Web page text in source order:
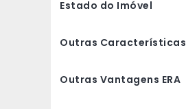
Estado do Imóvel
Outras Características
Outras Vantagens ERA